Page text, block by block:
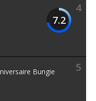
4
7.2
5
Bungie